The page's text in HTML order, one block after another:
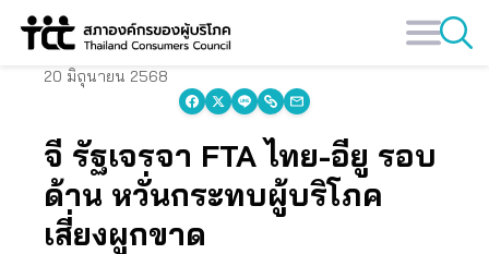
Skip
20 มิถุนายน 2568
จี้ รัฐเจรจา FTA ไทย-อียู รอบ
ด้าน หวั่นกระทบผู้บริโภค
เสี่ยงผูกขาด